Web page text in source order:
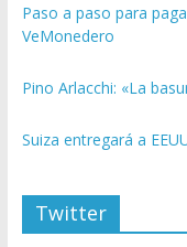
Paso a paso para
VeMonedero
Pino Arlacchi: «La
Suiza entregará a
Twitter